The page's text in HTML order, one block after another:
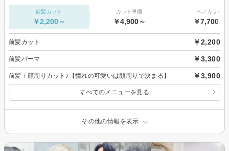
前髪カット
￥2,200～
カット単価
￥4,900～
ヘアカラー
￥7,700～
前髪カット ￥2,200
前髪パーマ ￥3,300
前髪＋顔周りカット♪【憧れの可愛いは顔周りで決まる】 ￥3,900
すべてのメニューを見る
その他の情報を表示